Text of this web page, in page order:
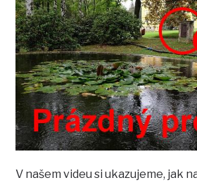
V našem videu si ukazujeme, jak